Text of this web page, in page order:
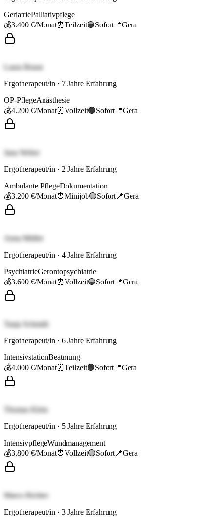
GeriatriePalliativpflege
💰3.400 €/Monat⏰Teilzeit🟢Sofort 📍Gera
Laura Braun
Ergotherapeut/in · 7 Jahre Erfahrung
OP-PflegeAnästhesie
💰4.200 €/Monat⏰Vollzeit🟢Sofort 📍Gera
Jana Weber
Ergotherapeut/in · 2 Jahre Erfahrung
Ambulante PflegeDokumentation
💰3.200 €/Monat⏰Minijob🟢Sofort 📍Gera
Anna Müller
Ergotherapeut/in · 4 Jahre Erfahrung
PsychiatrieGerontopsychiatrie
💰3.600 €/Monat⏰Vollzeit🟢Sofort 📍Gera
Tanja Schmidt
Ergotherapeut/in · 6 Jahre Erfahrung
IntensivstationBeatmung
💰4.000 €/Monat⏰Teilzeit🟢Sofort 📍Gera
Thomas Klein
Ergotherapeut/in · 5 Jahre Erfahrung
IntensivpflegeWundmanagement
💰3.800 €/Monat⏰Vollzeit🟢Sofort 📍Gera
Marco Richter
Ergotherapeut/in · 3 Jahre Erfahrung